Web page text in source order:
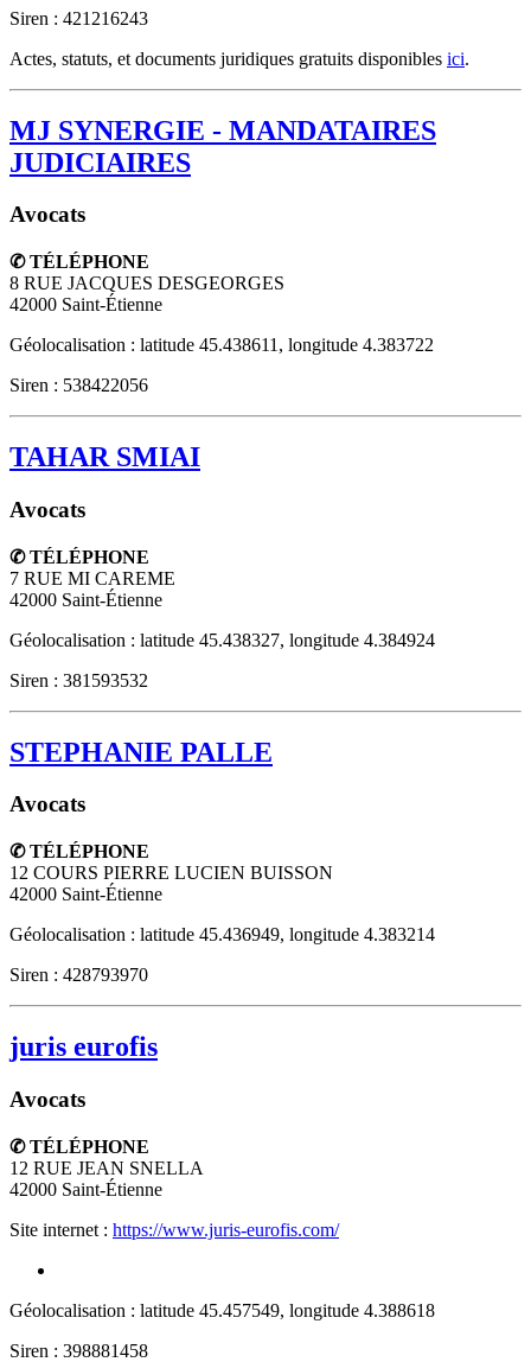
Siren : 421216243
Actes, statuts, et documents juridiques gratuits disponibles ici.
MJ SYNERGIE - MANDATAIRES
JUDICIAIRES
Avocats
✆ TÉLÉPHONE
8 RUE JACQUES DESGEORGES
42000 Saint-Étienne
Géolocalisation : latitude 45.438611, longitude 4.383722
Siren : 538422056
TAHAR SMIAI
Avocats
✆ TÉLÉPHONE
7 RUE MI CAREME
42000 Saint-Étienne
Géolocalisation : latitude 45.438327, longitude 4.384924
Siren : 381593532
STEPHANIE PALLE
Avocats
✆ TÉLÉPHONE
12 COURS PIERRE LUCIEN BUISSON
42000 Saint-Étienne
Géolocalisation : latitude 45.436949, longitude 4.383214
Siren : 428793970
juris eurofis
Avocats
✆ TÉLÉPHONE
12 RUE JEAN SNELLA
42000 Saint-Étienne
Site internet : https://www.juris-eurofis.com/
Géolocalisation : latitude 45.457549, longitude 4.388618
Siren : 398881458